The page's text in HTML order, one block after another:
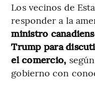
Los vecinos de
responder a la
ministro
Trump para
el comercio,
gobierno con